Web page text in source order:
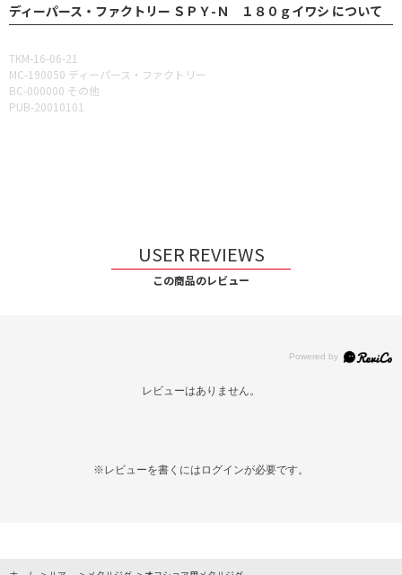
ディーパース・ファクトリー ＳＰＹ-Ｎ １８０ｇイワシ について
TKM-16-06-21
MC-190050 ディーパース・ファクトリー
BC-000000 その他
PUB-20010101
USER REVIEWS
この商品のレビュー
レビューはありません。
※レビューを書くには ログインが必要です。